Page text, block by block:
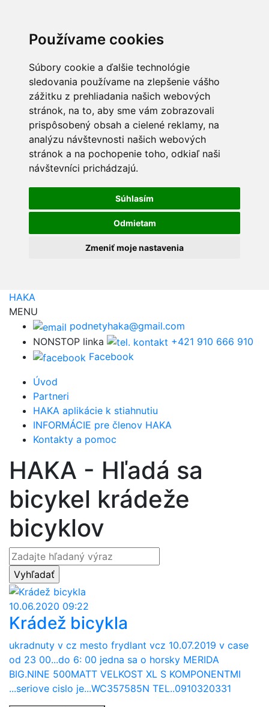
Používame cookies
Súbory cookie a ďalšie technológie
sledovania používame na zlepšenie vášho
zážitku z prehliadania našich webových
stránok, na to, aby sme vám zobrazovali
prispôsobený obsah a cielené reklamy, na
analýzu návštevnosti našich webových
stránok a na pochopenie toho, odkiaľ naši
návštevníci prichádzajú.
Súhlasím
Odmietam
Zmeniť moje nastavenia
HAKA
MENU
podnetyhaka@gmail.com
NONSTOP linka
+421 910 666 910
Facebook
Úvod
Partneri
HAKA aplikácie k stiahnutiu
INFORMÁCIE pre členov HAKA
Kontakty a pomoc
HAKA - Hľadá sa
bicykel krádeže
bicyklov
10.06.2020 09:22
Krádež bicykla
ukradnuty v cz mesto frydlant vcz 10.07.2019 v case
od 23 00...do 6: 00 jedna sa o horsky MERIDA
BIG.NINE 500MATT VELKOST XL S KOMPONENTMI
...seriove cislo je...WC357585N TEL..0910320331